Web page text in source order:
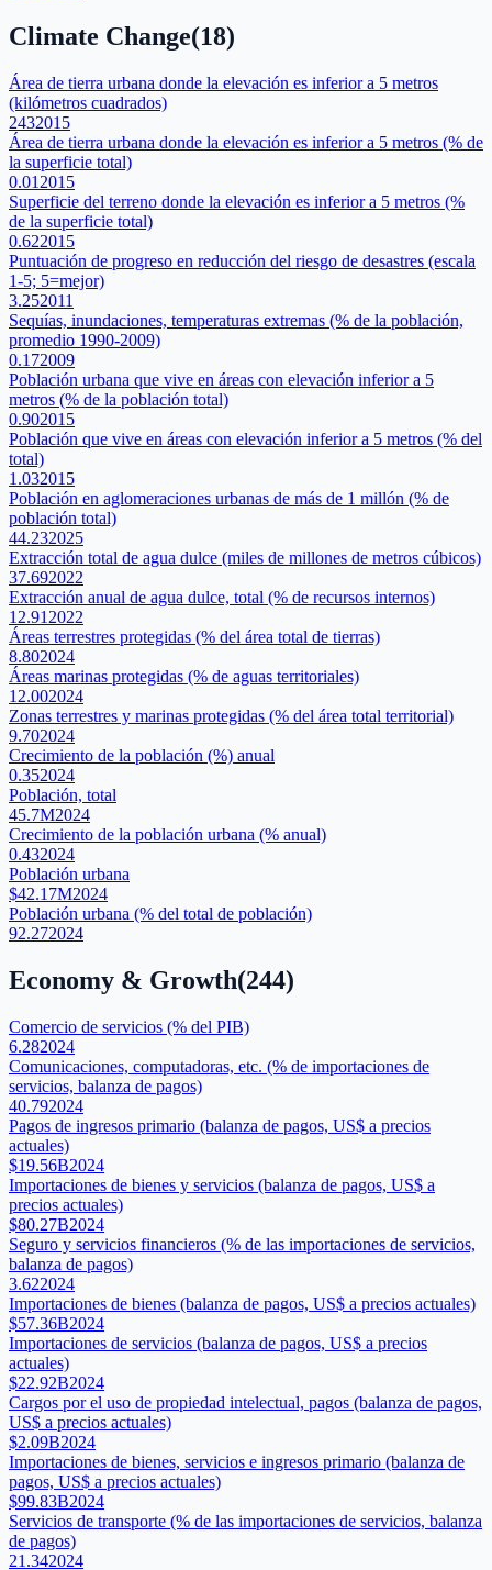
Climate Change(18)
Área de tierra urbana donde la elevación es inferior a 5 metros
(kilómetros cuadrados)
2432015
Área de tierra urbana donde la elevación es inferior a 5 metros (% de
la superficie total)
0.01 2015
Superficie del terreno donde la elevación es inferior a 5 metros (%
de la superficie total)
0.622015
Puntuación de progreso en reducción del riesgo de desastres (escala
1-5; 5=mejor)
3.252011
Sequías, inundaciones, temperaturas extremas (% de la población,
promedio 1990-2009)
0.172009
Población urbana que vive en áreas con elevación inferior a 5
metros (% de la población total)
0.902015
Población que vive en áreas con elevación inferior a 5 metros (% del
total)
1.032015
Población en aglomeraciones urbanas de más de 1 millón (% de
población total)
44.232025
Extracción total de agua dulce (miles de millones de metros cúbicos)
37.692022
Extracción anual de agua dulce, total (% de recursos internos)
12.91 2022
Áreas terrestres protegidas (% del área total de tierras)
8.802024
Áreas marinas protegidas (% de aguas territoriales)
12.002024
Zonas terrestres y marinas protegidas (% del área total territorial)
9.702024
Crecimiento de la población (%) anual
0.352024
Población, total
45.7M2024
Crecimiento de la población urbana (% anual)
0.432024
Población urbana
$42.17M2024
Población urbana (% del total de población)
92.272024
Economy & Growth(244)
Comercio de servicios (% del PIB)
6.282024
Comunicaciones, computadoras, etc. (% de importaciones de
servicios, balanza de pagos)
40.792024
Pagos de ingresos primario (balanza de pagos, US$ a precios
actuales)
$19.56B2024
Importaciones de bienes y servicios (balanza de pagos, US$ a
precios actuales)
$80.27B2024
Seguro y servicios financieros (% de las importaciones de servicios,
balanza de pagos)
3.622024
Importaciones de bienes (balanza de pagos, US$ a precios actuales)
$57.36B2024
Importaciones de servicios (balanza de pagos, US$ a precios
actuales)
$22.92B2024
Cargos por el uso de propiedad intelectual, pagos (balanza de pagos,
US$ a precios actuales)
$2.09B2024
Importaciones de bienes, servicios e ingresos primario (balanza de
pagos, US$ a precios actuales)
$99.83B2024
Servicios de transporte (% de las importaciones de servicios, balanza
de pagos)
21.342024